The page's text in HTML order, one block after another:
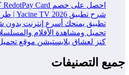
احصل على خصم RedotPay Card كوبونات حصرية
شرح تطبيق Yacine TV 2026 | طريقة تحميل وتثبيت واستخدام التطبيق خطوة بخطوة
تطبيق يمنحك أسرع إنترنت بدون
تحميل ومشاهدة الأفلام والمسلسلات
كنز لعشاق بلايستيشن موقع
جميع التصنيفات